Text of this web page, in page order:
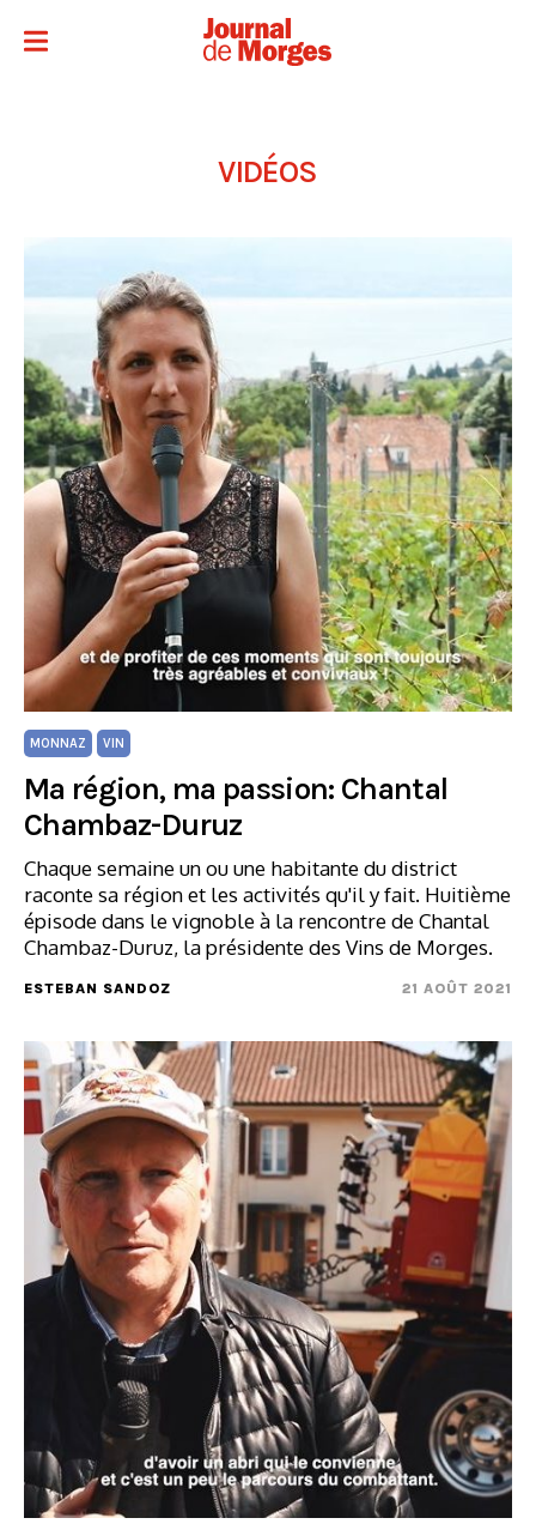
VIDÉOS
MONNAZ VIN
Ma région, ma passion: Chantal
Chambaz-Duruz
Chaque semaine un ou une habitante du district
raconte sa région et les activités qu'il y fait. Huitième
épisode dans le vignoble à la rencontre de Chantal
Chambaz-Duruz, la présidente des Vins de Morges.
ESTEBAN SANDOZ 21 AOÛT 2021